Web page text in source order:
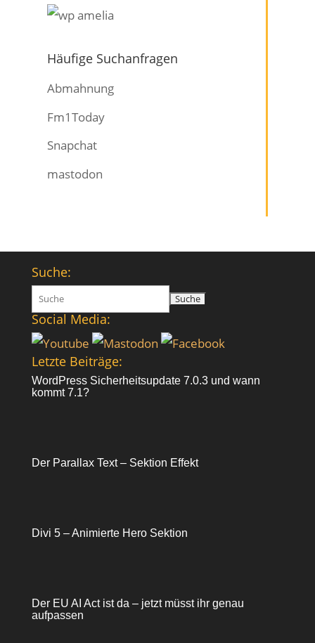
Häufige Suchanfragen
Abmahnung
Fm1Today
Snapchat
mastodon
Suche:
Suchen
nach:
Social Media:
Letzte Beiträge:
WordPress Sicherheitsupdate 7.0.3 und wann
kommt 7.1?
Der Parallax Text – Sektion Effekt
Divi 5 – Animierte Hero Sektion
Der EU AI Act ist da – jetzt müsst ihr genau
aufpassen